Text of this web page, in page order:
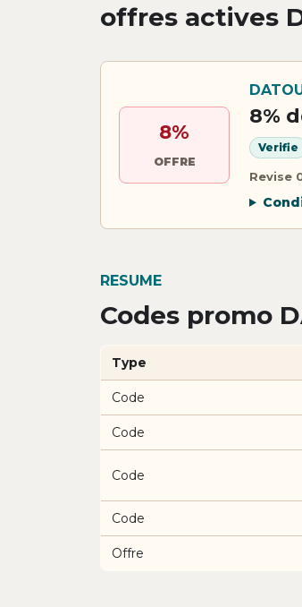
offres actives
8%
OFFRE
8%
Verifie
Revise
RESUME
Codes promo
Type
Code
Code
Code
Code
Offre